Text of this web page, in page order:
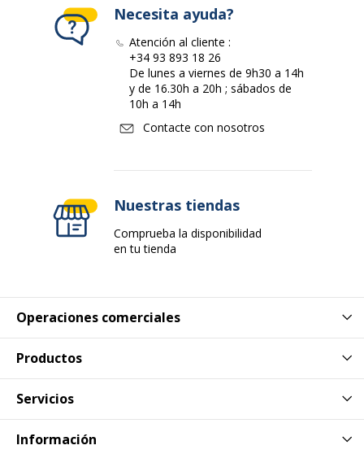
Profundidad 248 mm
Operaciones comerciales
Productos
Servicios
Información
Necesita ayuda?
Atención al cliente :
+34 93 893 18 26
De lunes a viernes de 9h30 a 14h
y de 16.30h a 20h ; sábados de
10h a 14h
Contacte con nosotros
Nuestras tiendas
Comprueba la disponibilidad
en tu tienda